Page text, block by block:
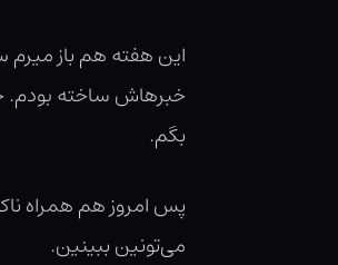
این هفته هم باز میرم
خبرهاش ساخته بودم.
بگم.
پس امروز هم همراه
می‌تونین ببینین.